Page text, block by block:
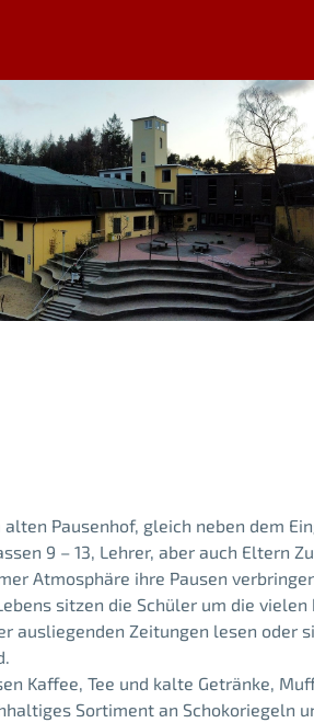
Pausenhof, gleich neben dem
9 – 13, Lehrer, aber auch Eltern
Atmosphäre ihre Pausen
sitzen die Schüler um die
ausliegenden Zeitungen lesen oder
Kaffee, Tee und kalte Getränke,
Sortiment an Schokoriegeln